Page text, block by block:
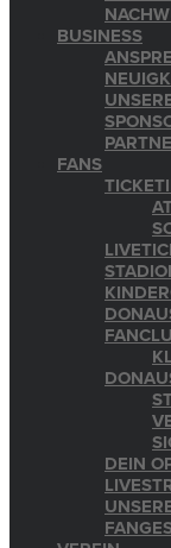
BUSINESS
FANS
DEIN